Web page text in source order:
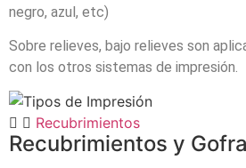
negro, azul, etc)
Sobre relieves, bajo relieves son
con los otros sistemas de impresión.
Recubrimientos
Recubrimientos y